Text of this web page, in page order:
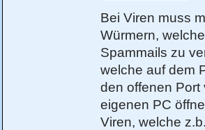
Bei Viren muss
Würmern,
Spammails zu
welche auf dem
den offenen Port
eigenen PC
Viren, welche